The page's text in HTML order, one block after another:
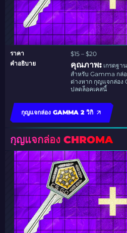
ราคา
$15 – $20
คำอธิบาย
คุณภาพ: เกรดฐาน
สำหรับ Gamma กล่
ต่างหาก กุญแจกล่อง
ปลดล็อคเคสนี้
กุญแจกล่อง GAMMA 2 วิกิ
กุญแจกล่อง CHROMA